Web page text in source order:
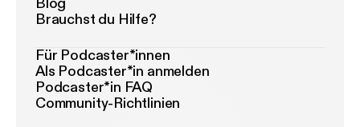
Brauchst du Hilfe?
Für Podcaster*innen
Als Podcaster*in anmelden
Podcaster*in FAQ
Community-Richtlinien